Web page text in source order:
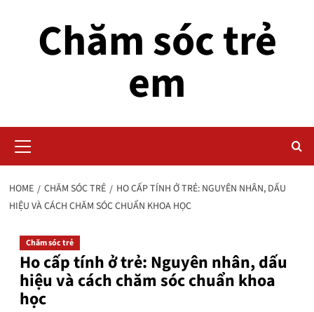
Chăm sóc trẻ
em
Menu
HOME CHĂM SÓC TRẺ
HO CẤP TÍNH Ở TRẺ: NGUYÊN NHÂN, DẤU
HIỆU VÀ CÁCH CHĂM SÓC CHUẨN KHOA HỌC
Chăm sóc trẻ
Ho cấp tính ở trẻ: Nguyên nhân, dấu
hiệu và cách chăm sóc chuẩn khoa
học